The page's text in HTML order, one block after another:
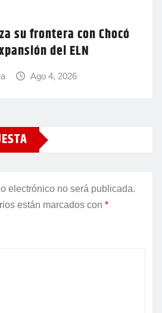
su frontera con Chocó
del ELN
Ago 4, 2026
electrónico no será publicada.
están marcados con *